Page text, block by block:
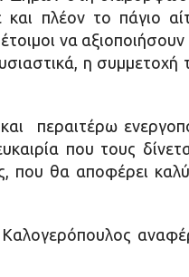
πλέον το πάγιο
να
η
περαιτέρω
που τους
που θα αποφέρει